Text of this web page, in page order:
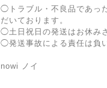
◯トラブル・不良品であっ
だいております。
◯土日祝日の発送はお休み
◯発送事故による責任は負
nowi ノイ